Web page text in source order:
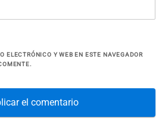
ELECTRÓNICO Y WEB EN ESTE NAVEGADOR